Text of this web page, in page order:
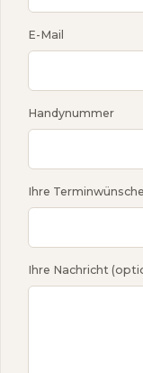
E-Mail
Handynummer
Ihre
Ihre Nachricht